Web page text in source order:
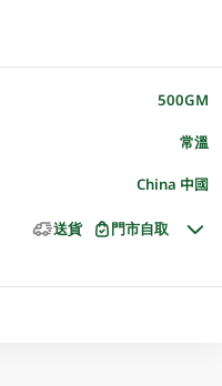
500GM
常溫
China 中國
送貨 門市自取